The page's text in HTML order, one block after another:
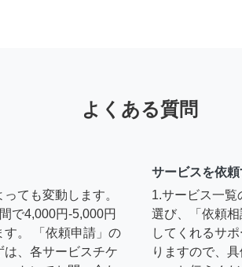
よくある質問
ても変動します。
で4,000円-5,000円
す。 「依頼申請」の
、各サービスチケ
サービスを依
1.サービス一覧
選び、「依頼
してくれるサ
りますので、